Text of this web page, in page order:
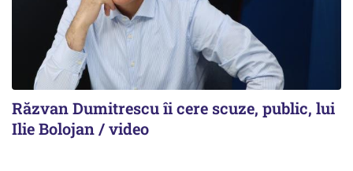
Răzvan Dumitrescu îi cere scuze, public, lui
Ilie Bolojan / video